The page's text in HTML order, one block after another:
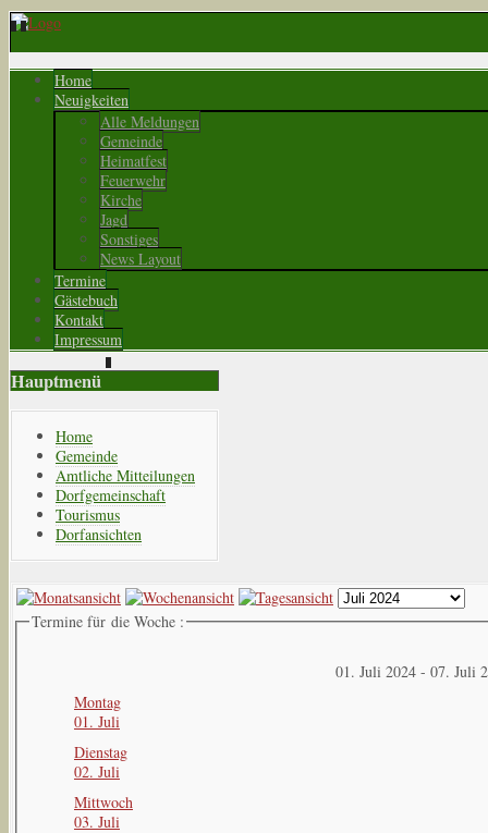
Home
Neuigkeiten
Alle Meldungen
Gemeinde
Heimatfest
Feuerwehr
Kirche
Jagd
Sonstiges
News Layout
Termine
Gästebuch
Kontakt
Impressum
Hauptmenü
Home
Gemeinde
Amtliche Mitteilungen
Dorfgemeinschaft
Tourismus
Dorfansichten
Termine für die Woche :
01. Juli 2024 - 07. Juli
Montag
01. Juli
Dienstag
02. Juli
Mittwoch
03. Juli